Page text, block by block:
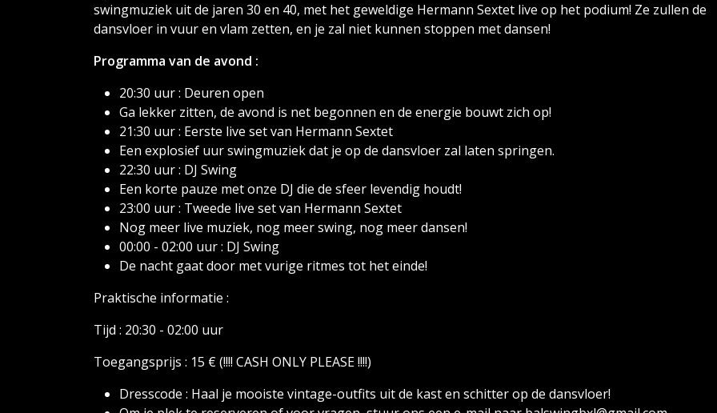
swingmuziek uit de jaren 30 en 40, met het geweldige Hermann Sextet live op het podium! Ze zullen de
dansvloer in vuur en vlam zetten, en je zal niet kunnen stoppen met dansen!
Programma van de avond :
20:30 uur : Deuren open
Ga lekker zitten, de avond is net begonnen en de energie bouwt zich op!
21:30 uur : Eerste live set van Hermann Sextet
Een explosief uur swingmuziek dat je op de dansvloer zal laten springen.
22:30 uur : DJ Swing
Een korte pauze met onze DJ die de sfeer levendig houdt!
23:00 uur : Tweede live set van Hermann Sextet
Nog meer live muziek, nog meer swing, nog meer dansen!
00:00 - 02:00 uur : DJ Swing
De nacht gaat door met vurige ritmes tot het einde!
Praktische informatie :
Tijd : 20:30 - 02:00 uur
Toegangsprijs : 15 € (!!!! CASH ONLY PLEASE !!!!)
Dresscode : Haal je mooiste vintage-outfits uit de kast en schitter op de dansvloer!